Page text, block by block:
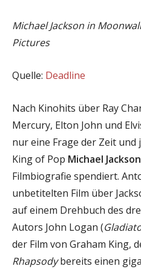
Michael Jackson in
Pictures
Quelle: Deadline
Nach Kinohits über Ray
Mercury, Elton John und
nur eine Frage der Zeit und
King of Pop Michael Jackson
Filmbiografie spendiert.
unbetitelten Film über
auf einem Drehbuch des
Autors John Logan (
der Film von Graham King,
Rhapsodybereits einen